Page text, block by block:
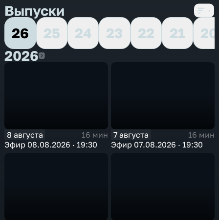
Выпуски
26
25 24 23 22 21
20
20262026
8 августа
16 мин
Эфир 08.08.2026 · 19:30
7 августа
16 мин
Эфир 07.08.2026 · 19:30